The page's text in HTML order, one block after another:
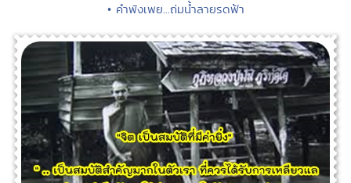
• คำพังเพย...ถ่มน้ำลายรดฟ้า